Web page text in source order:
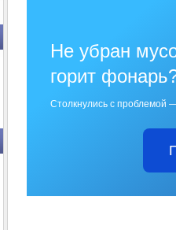
Не убран
горит
Столкнулись с проблемой